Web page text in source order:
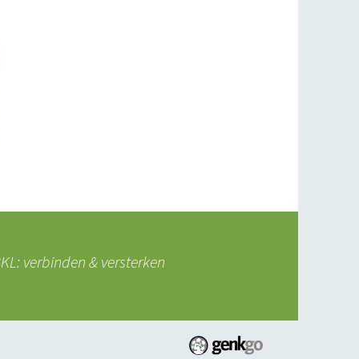
verbinden & versterken